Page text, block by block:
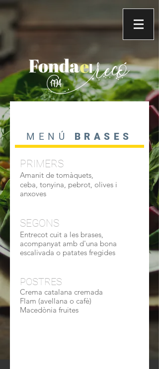
MENÚ BRASES
PRIMERS
Amanit de tomàquets,
ceba, tonyina, pebrot, olives i
anxoves
SEGONS
Entrecot cuit a les brases,
acompanyat amb d'una bona
escalivada o patates fregides
POSTRES
Crema catalana cremada
Flam (avellana o cafè)
Macedònia fruites